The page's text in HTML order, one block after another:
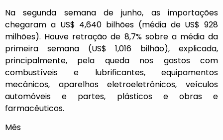
Na segunda semana de junho, as importações
chegaram a US$ 4,640 bilhões (média de US$ 928
milhões). Houve retração de 8,7% sobre a média da
primeira semana (US$ 1,016 bilhão), explicada,
principalmente, pela queda nos gastos com
combustíveis e lubrificantes, equipamentos
mecânicos, aparelhos eletroeletrônicos, veículos
automóveis e partes, plásticos e obras e
farmacêuticos.
Mês